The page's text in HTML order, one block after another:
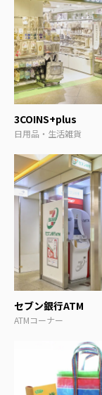
3COINS+plus
日用品・生活雑貨
セブン銀行ATM
ATMコーナー